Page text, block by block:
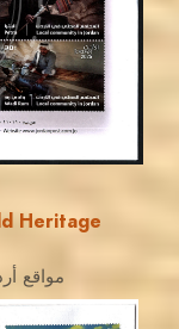
Heritage
مواقع